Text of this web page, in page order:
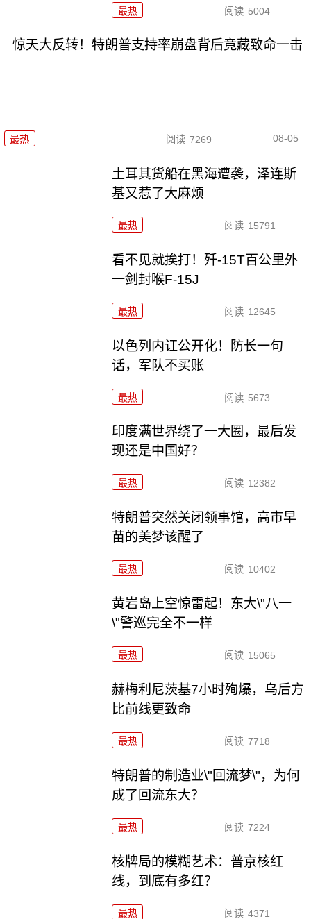
最热 阅读 5004
惊天大反转！特朗普支持率崩盘背后竟藏致命一击
最热 阅读 7269 08-05
土耳其货船在黑海遭袭，泽连斯
基又惹了大麻烦
最热 阅读 15791
看不见就挨打！歼-15T百公里外
一剑封喉F-15J
最热 阅读 12645
以色列内讧公开化！防长一句
话，军队不买账
最热 阅读 5673
印度满世界绕了一大圈，最后发
现还是中国好？
最热 阅读 12382
特朗普突然关闭领事馆，高市早
苗的美梦该醒了
最热 阅读 10402
黄岩岛上空惊雷起！东大\"八一
\"警巡完全不一样
最热 阅读 15065
赫梅利尼茨基7小时殉爆，乌后方
比前线更致命
最热 阅读 7718
特朗普的制造业\"回流梦\"，为何
成了回流东大？
最热 阅读 7224
核牌局的模糊艺术：普京核红
线，到底有多红？
最热 阅读 4371